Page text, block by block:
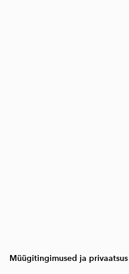
Müügitingimused ja privaatsus